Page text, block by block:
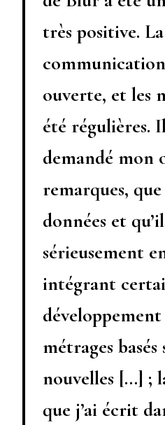
très positive. La
ouverte, et les
été régulières.
demandé mon
remarques,
données et
sérieusement
intégrant
métrages basés
nouvelles […] ;
que j’ai écrit